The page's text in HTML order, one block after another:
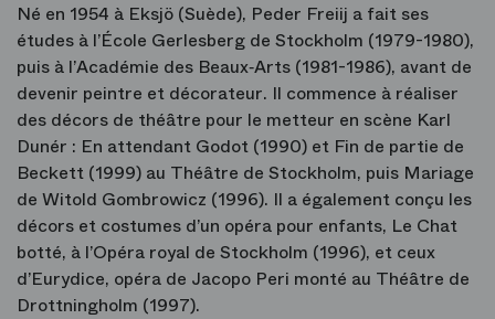
Né en 1954 à Eksjö (Suède), Peder Freiij a fait ses
études à l’École Gerlesberg de Stockholm (1979-1980),
puis à l’Académie des Beaux‑Arts (1981-1986), avant de
devenir peintre et décorateur. Il commence à réaliser
des décors de théâtre pour le metteur en scène Karl
Dunér : En attendant Godot (1990) et Fin de partie de
Beckett (1999) au Théâtre de Stockholm, puis Mariage
de Witold Gombrowicz (1996). Il a également conçu les
décors et costumes d’un opéra pour enfants, Le Chat
botté, à l’Opéra royal de Stockholm (1996), et ceux
d’Eurydice, opéra de Jacopo Peri monté au Théâtre de
Drottningholm (1997).